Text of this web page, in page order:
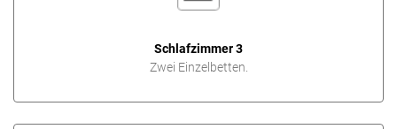
Schlafzimmer 3
Zwei Einzelbetten.